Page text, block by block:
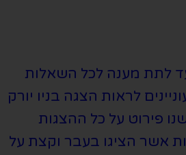
לתת מענה לכל השאלות
לראות הצגה בניו יורק
פירוט על כל ההצגות
אשר הציגו בעבר וקצת על